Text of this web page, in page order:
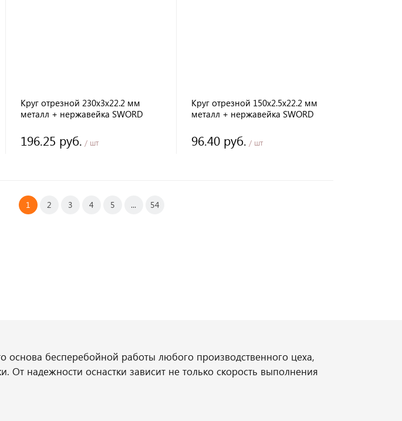
Круг отрезной 230х3х22.2 мм
металл + нержавейка SWORD
196.25 руб. / шт
Круг отрезной 150х2.5х22.2 мм
металл + нержавейка SWORD
96.40 руб. / шт
1 2 3 4 5 ... 54
основа бесперебойной работы любого производственного цеха,
надежности оснастки зависит не только скорость выполнения